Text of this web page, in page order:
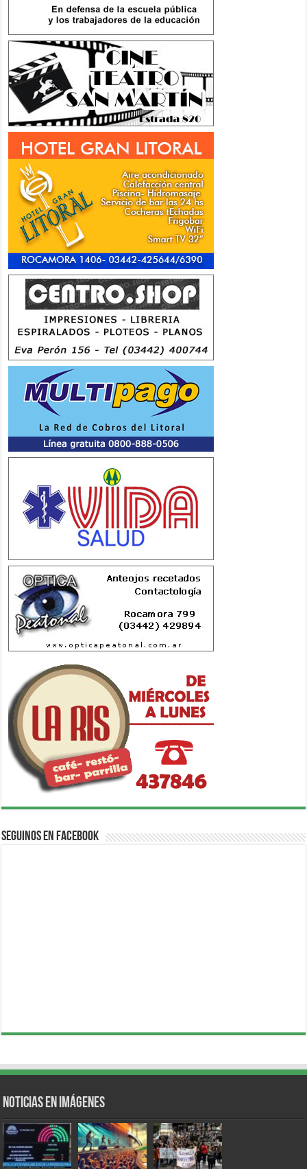
Seguinos en Facebook
Noticias en Imágenes